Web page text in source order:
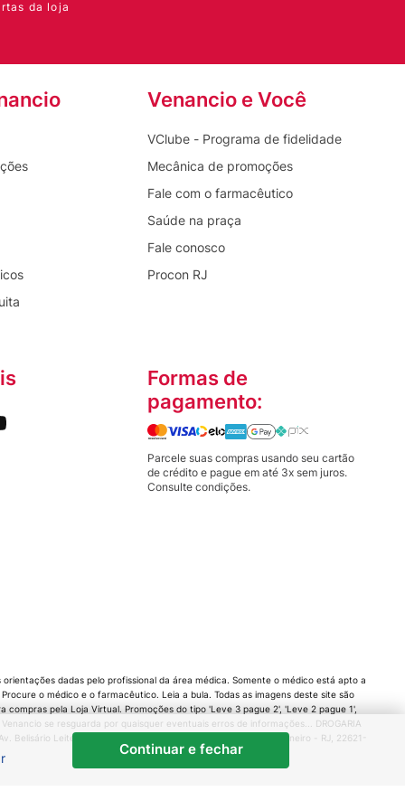
Continuar e fechar
da loja
Venancio e Você
VClube - Programa de fidelidade
Mecânica de promoções
Fale com o farmacêutico
Saúde na praça
Fale conosco
Procon RJ
Formas de
pagamento:
Parcele suas compras usando seu cartão
de crédito e pague em até 3x sem juros.
Consulte condições.
dadas pelo profissional da área médica. Somente o médico está apto a
o médico e o farmacêutico. Leia a bula. Todas as imagens deste site são
pela Loja Virtual. Promoções do tipo 'Leve 3 pague 2', 'Leve 2 pague 1',
se resguarda por quaisquer eventuais erros de informações... DROGARIA
Belisário Leite de Andrade Neto, 80 - Barra da Tijuca, Rio de Janeiro - RJ, 22621-